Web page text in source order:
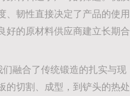
、韧性直接决定了产品的使用
好的原材料供应商建立长期合
们融合了传统锻造的扎实与现
的切割、成型，到铲头的热处